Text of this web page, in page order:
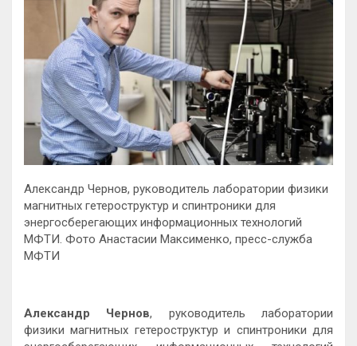
Александр Чернов, руководитель лаборатории физики
магнитных гетероструктур и спинтроники для
энергосберегающих информационных технологий
МФТИ. Фото Анастасии Максименко, пресс-служба
МФТИ
Александр Чернов, руководитель лаборатории
физики магнитных гетероструктур и спинтроники для